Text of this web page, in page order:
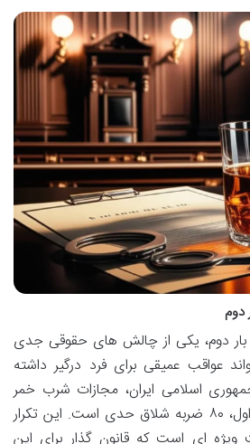
دوم
بار دوم، یکی از چالش های حقوقی جدی
عواقب عمیقی برای فرد درگیر داشته
اسلامی ایران، مجازات شرب خمر
برای بار دوم، همچون بار اول، ۸۰ ضربه شلاق حدی است. این تکرار
ای است که قانون گذار برای این